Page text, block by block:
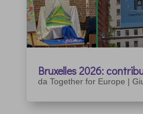
Bruxelles 2026:
da Together for Europe |